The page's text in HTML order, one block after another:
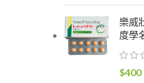
樂威
度學
$400